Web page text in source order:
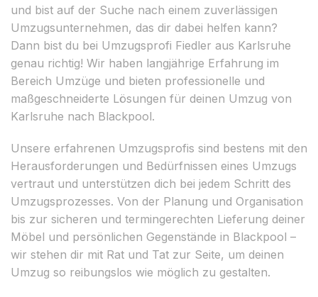
und bist auf der Suche nach einem zuverlässigen
Umzugsunternehmen, das dir dabei helfen kann?
Dann bist du bei Umzugsprofi Fiedler aus Karlsruhe
genau richtig! Wir haben langjährige Erfahrung im
Bereich Umzüge und bieten professionelle und
maßgeschneiderte Lösungen für deinen Umzug von
Karlsruhe nach Blackpool.
Unsere erfahrenen Umzugsprofis sind bestens mit den
Herausforderungen und Bedürfnissen eines Umzugs
vertraut und unterstützen dich bei jedem Schritt des
Umzugsprozesses. Von der Planung und Organisation
bis zur sicheren und termingerechten Lieferung deiner
Möbel und persönlichen Gegenstände in Blackpool –
wir stehen dir mit Rat und Tat zur Seite, um deinen
Umzug so reibungslos wie möglich zu gestalten.